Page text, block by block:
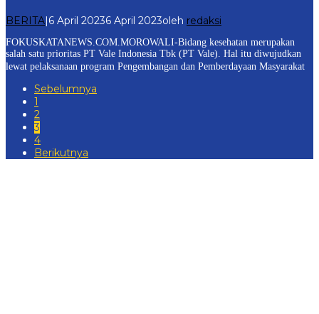
BERITA|6 April 20236 April 2023oleh redaksi
FOKUSKATANEWS.COM.MOROWALI-Bidang kesehatan merupakan
salah satu prioritas PT Vale Indonesia Tbk (PT Vale). Hal itu diwujudkan
lewat pelaksanaan program Pengembangan dan Pemberdayaan Masyarakat
Sebelumnya
1
2
3
4
Berikutnya